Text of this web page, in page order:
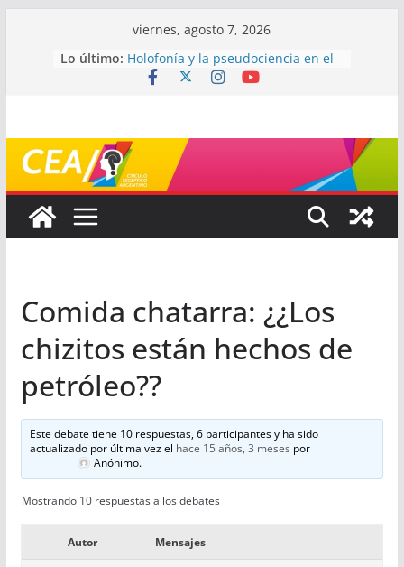
viernes, agosto 7, 2026
Lo último: Holofonía y la pseudociencia en el
audio
Mayéutica (o cómo debatir sin
terminar a los golpes)
Somos menos capaces de lo que
Comida chatarra: ¿¿Los
chizitos están hechos de
petróleo??
Este debate tiene 10 respuestas, 6 participantes y ha sido
actualizado por última vez el hace 15 años, 3 meses por
Anónimo.
Mostrando 10 respuestas a los debates
Autor Mensajes